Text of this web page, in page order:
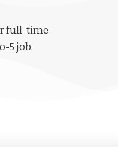
full-time
5 job.